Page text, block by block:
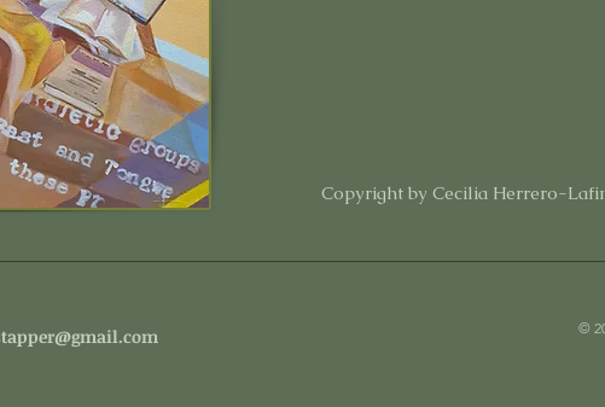
Copyright by Cecilia Herrero-
©